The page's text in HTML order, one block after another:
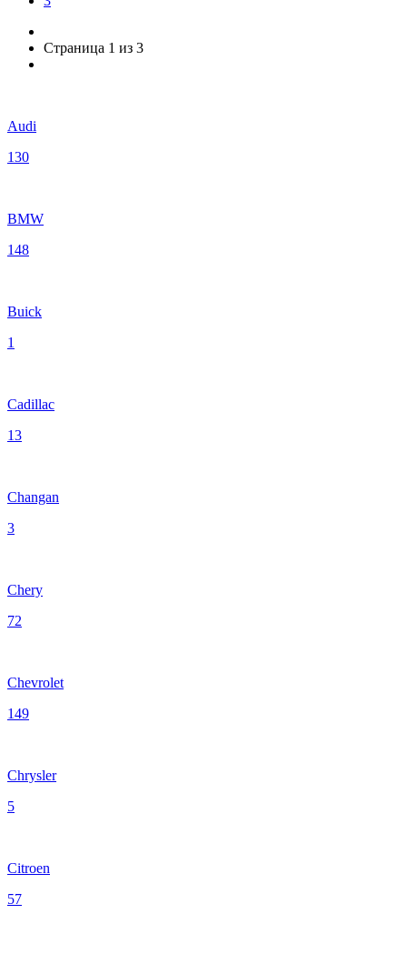
Страница 1 из 3
Audi
130
BMW
148
Buick
1
Cadillac
13
Changan
3
Chery
72
Chevrolet
149
Chrysler
5
Citroen
57